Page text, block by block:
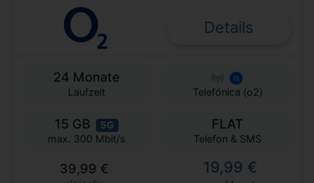
Details
24 Monate
Laufzeit Telefónica (o2)
15 GB 5G
max. 300 Mbit/s
FLAT
Telefon & SMS
39,99 € 19,99 €